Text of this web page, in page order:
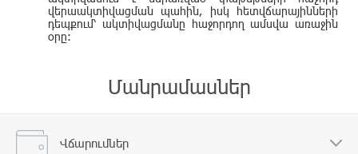
վերաակտիվացման պահին, իսկ հետվճարայինների
դեպքում՝ ակտիվացմանը հաջորդող ամսվա առաջին
օրը:
Մանրամասներ
Վճարումներ